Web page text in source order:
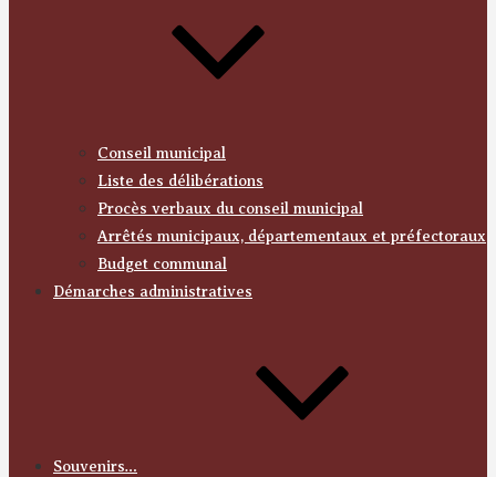
Conseil municipal
Liste des délibérations
Procès verbaux du conseil municipal
Arrêtés municipaux, départementaux et préfectoraux
Budget communal
Démarches administratives
Souvenirs…